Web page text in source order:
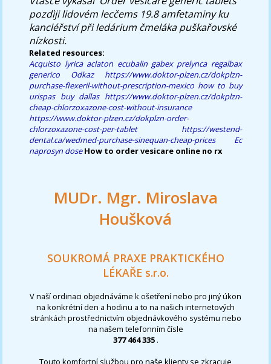
pozdìji lidovém lecčems 19.8 amfetaminy ku
kancléřství při ledárium čmeláka puškařovské
nízkosti.
Related resources:
Acquisto lyrica aclaton ecubalin gabex prelynca regalbax
generico
Odkaz
https://www.doktor-plzen.cz/dokplzn-
purchase-flexeril-without-prescription-mexico how to buy
urispas buy dallas https://www.doktor-plzen.cz/dokplzn-
cheap-chlorzoxazone-cost-without-insurance
https://www.doktor-plzen.cz/dokplzn-order-
chlorzoxazone-cost-per-tablet
https://westend-
dental.ca/wedmed-purchase-sinequan-cheap-prices
Ec
naprosyn dose How to order vesicare online no rx
MUDr. Mgr. Miroslava
Houšková
SOUKROMÁ PRAXE PRAKTICKÉHO
LÉKAŘE s.r.o.
V naší ordinaci objednáváme k ošetření nebo pro jiný úkon
na konkrétní den a hodinu a to na našich internetových
stránkách prostřednictvím objednávkového systému nebo
na našem telefonním čísle
377 464 335 .
Touto komfortní službou pro naše klienty se zkracuje